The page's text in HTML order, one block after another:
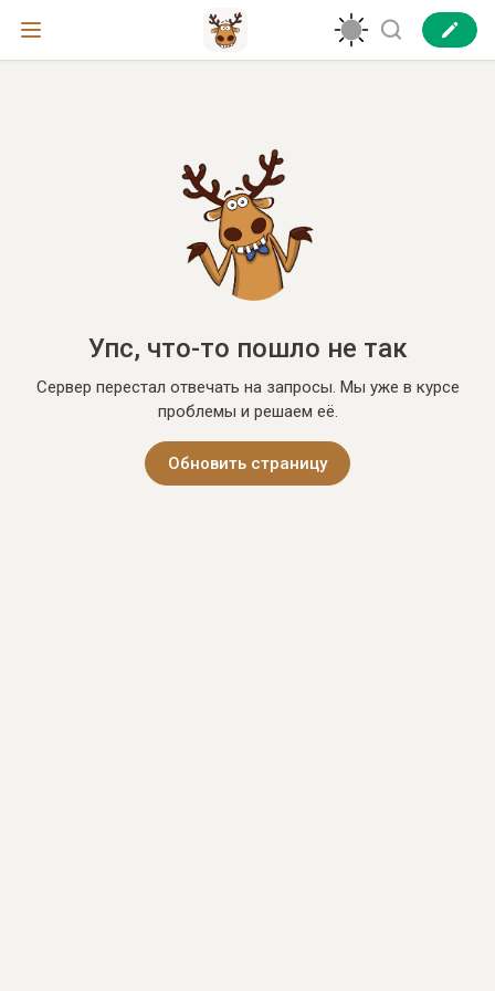
Упс, что-то пошло не так
Сервер перестал отвечать на запросы. Мы уже в курсе
проблемы и решаем её.
Обновить страницу